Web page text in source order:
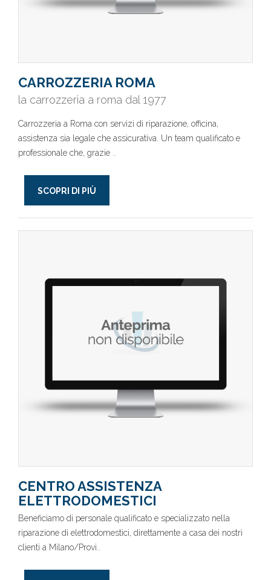
CARROZZERIA ROMA
la carrozzeria a roma dal 1977
Carrozzeria a Roma con servizi di riparazione, officina,
assistenza sia legale che assicurativa. Un team qualificato e
professionale che, grazie ..
SCOPRI DI PIÙ
CENTRO ASSISTENZA
ELETTRODOMESTICI
Beneficiamo di personale qualificato e specializzato nella
riparazione di elettrodomestici, direttamente a casa dei nostri
clienti a Milano/Provi..